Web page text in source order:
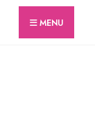
MENU